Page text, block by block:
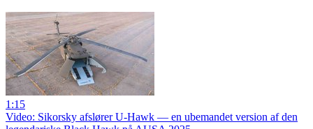
1:15
Video: Sikorsky afslører U-Hawk — en ubemandet version af den